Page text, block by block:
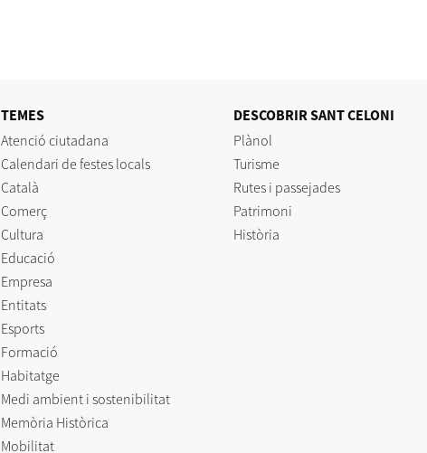
TEMES
Atenció ciutadana
Calendari de festes locals
Català
Comerç
Cultura
Educació
Empresa
Entitats
Esports
Formació
Habitatge
Medi ambient i sostenibilitat
Memòria Històrica
Mobilitat
DESCOBRIR SANT CELONI
Plànol
Turisme
Rutes i passejades
Patrimoni
Història